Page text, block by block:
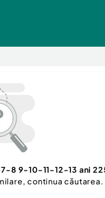
8 9-10-11-12-13 ani
continua căutarea.